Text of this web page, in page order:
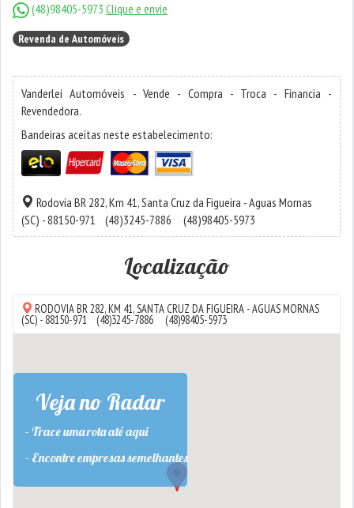
(48)98405-5973 Clique e envie
Revenda de Automóveis
Vanderlei Automóveis - Vende - Compra - Troca - Financia -
Revendedora.
Bandeiras aceitas neste estabelecimento:
Rodovia BR 282, Km 41,Santa Cruz da Figueira -Aguas Mornas
(SC) - 88150-971
(48)3245-7886 (48)98405-5973
Localização
RODOVIA BR 282, KM 41,SANTA CRUZ DA FIGUEIRA -AGUAS MORNAS
(SC) - 88150-971 (48)3245-7886 (48)98405-5973
Veja no Radar
- Trace uma rota até aqui
- Encontre empresas semelhantes